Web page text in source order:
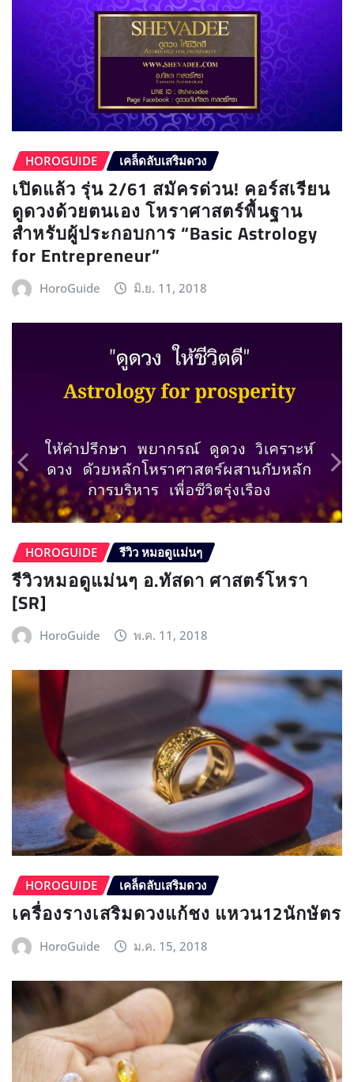
HOROGUIDE เคล็ดลับเสริมดวง
เปิดแล้ว รุ่น 2/61 สมัครด่วน! คอร์สเรียน
ดูดวงด้วยตนเอง โหราศาสตร์พื้นฐาน
สำหรับผู้ประกอบการ “Basic Astrology
for Entrepreneur”
HoroGuide มิ.ย. 11, 2018
HOROGUIDE รีวิว หมอดูแม่นๆ
รีวิวหมอดูแม่นๆ อ.ทัสดา ศาสตร์โหรา
[SR]
HoroGuide พ.ค. 11, 2018
HOROGUIDE เคล็ดลับเสริมดวง
เครื่องรางเสริมดวงแก้ชง แหวน12นักษัตร
HoroGuide ม.ค. 15, 2018